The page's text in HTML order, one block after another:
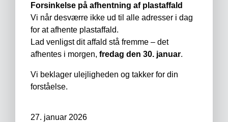
Forsinkelse på afhentning af plastaffald
Vi når desværre ikke ud til alle adresser i dag
for at afhente plastaffald.
Lad venligst dit affald stå fremme – det
afhentes i morgen, fredag den 30. januar.
Vi beklager ulejligheden og takker for din
forståelse.
27. januar 2026